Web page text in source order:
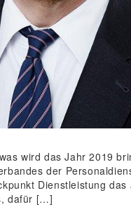
wird das Jahr 2019
der
Dienstleistung
dafür […]